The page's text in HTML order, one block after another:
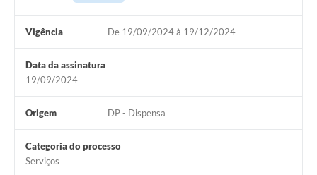
Vigência De 19/09/2024 à 19/12/2024
Data da assinatura
19/09/2024
Origem DP - Dispensa
Categoria do processo
Serviços